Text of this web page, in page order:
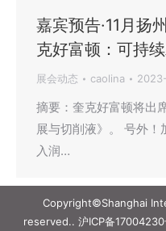
嘉宾预告·11月扬
克好富顿：可持
展会动态 caolina
摘要：奎克好富顿将出
展与切削液》。 号外！
入润…
Copyright©Shanghai
reserved.. 沪ICP备